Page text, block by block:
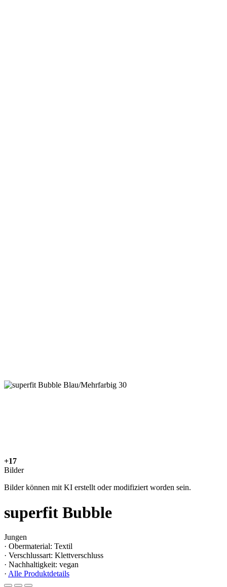
+17
Bilder
Bilder können mit KI erstellt oder modifiziert worden sein.
superfit Bubble
Jungen
· Obermaterial: Textil
· Verschlussart: Klettverschluss
· Nachhaltigkeit: vegan
· Alle Produktdetails